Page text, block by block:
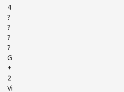
4
?
?
?
?
G
+
2
Vi